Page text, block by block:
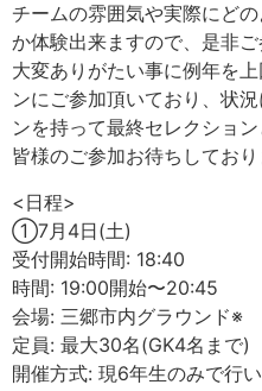
チームの雰囲気や実際にど
か体験出来ますので、是非ご
大変ありがたい事に例年を
ンにご参加頂いており、状
ンを持って最終セレクショ
皆様のご参加お待ちしており
<日程>
①7月4日(土)
受付開始時間: 18:40
時間: 19:00開始〜20:45
会場: 三郷市内グラウンド※
定員: 最大30名(GK4名まで)
開催方式: 現6年生のみで行い